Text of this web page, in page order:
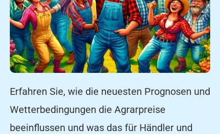
Erfahren Sie, wie die neuesten Prognosen und
Wetterbedingungen die Agrarpreise
beeinflussen und was das für Händler und